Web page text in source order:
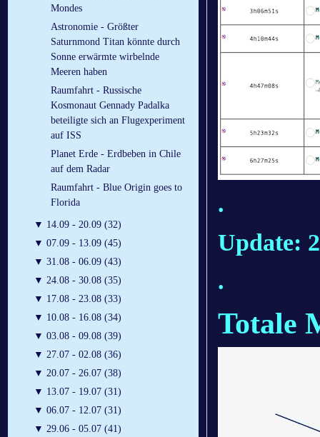
Mondes
Astronomie - Größter
Saturnmond Titan könnte durch
Sonne erwärmte wirbelnde
Meeren haben
Raumfahrt - Russische
Kosmonaut Gennady Padalka
beteiligte sich an Flugexperiment
auf ISS
Planet Erde - Erdbeben in Chile
auf dem Radar
Raumfahrt - Blue Origin goes to
Florida
▼ 14.09 - 20.09 (32)
▼ 07.09 - 13.09 (45)
▼ 31.08 - 06.09 (43)
▼ 24.08 - 30.08 (35)
▼ 17.08 - 23.08 (33)
▼ 10.08 - 16.08 (34)
▼ 03.08 - 09.08 (39)
▼ 27.07 - 02.08 (36)
▼ 20.07 - 26.07 (38)
▼ 13.07 - 19.07 (31)
▼ 06.07 - 12.07 (31)
▼ 29.06 - 05.07 (41)
.
Update:
.
Totale